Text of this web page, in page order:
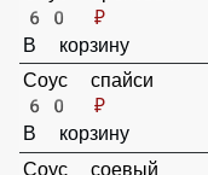
60 ₽
В корзину
Соус спайси
60 ₽